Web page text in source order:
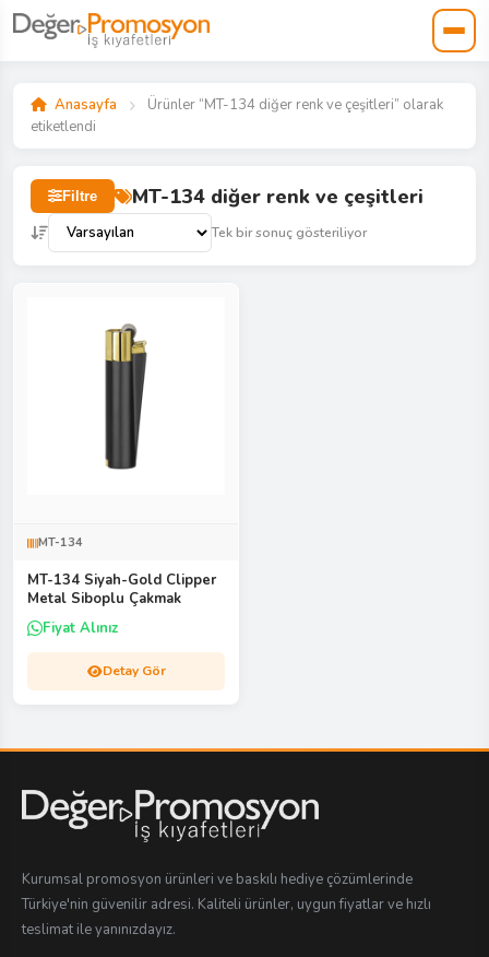
Anasayfa
Ürünler “MT-134 diğer renk ve çeşitleri” olarak
etiketlendi
Filtre MT-134 diğer renk ve çeşitleri
Tek bir sonuç gösteriliyor
MT-134
MT-134 Siyah-Gold Clipper
Metal Siboplu Çakmak
Fiyat Alınız
Detay Gör
Kurumsal promosyon ürünleri ve baskılı hediye çözümlerinde
Türkiye'nin güvenilir adresi. Kaliteli ürünler, uygun fiyatlar ve hızlı
teslimat ile yanınızdayız.